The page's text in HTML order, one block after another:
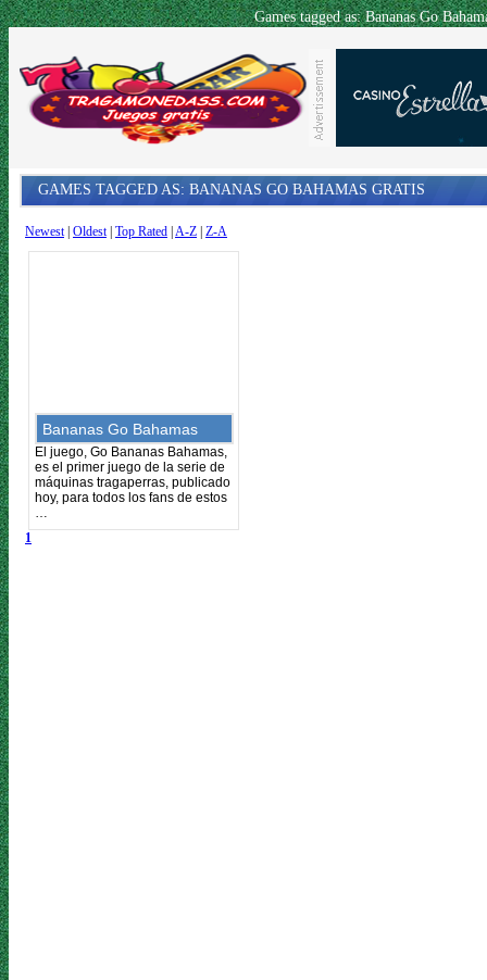
Games tagged as: Bananas Go
GAMES TAGGED AS: BANANAS GO BAHAMAS GRATIS
Newest| Oldest| Top Rated A-Z Z-A
Bananas Go Bahamas
El juego, Go Bananas Bahamas,
es el primer juego de la serie de
máquinas tragaperras, publicado
hoy, para todos los fans de estos
…
1